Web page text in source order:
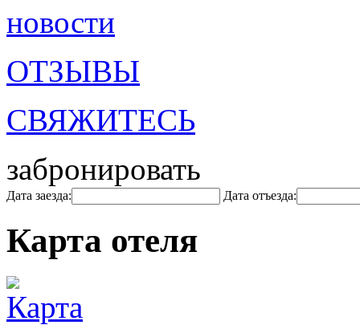
новости
ОТЗЫВЫ
СВЯЖИТЕСЬ
забронировать
Дата заезда: Дата отъезда:
Карта отеля